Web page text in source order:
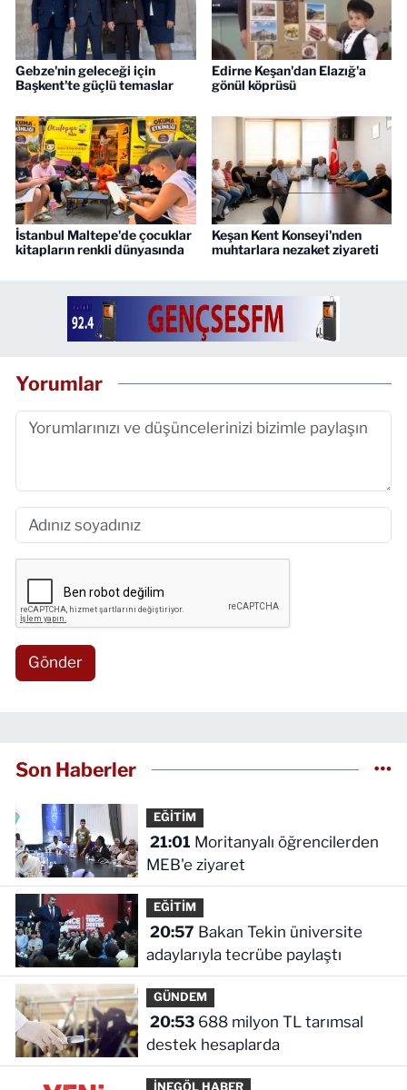
Gebze'nin geleceği için
Başkent'te güçlü temaslar
Edirne Keşan'dan Elazığ'a
gönül köprüsü
İstanbul Maltepe'de çocuklar
kitapların renkli dünyasında
Keşan Kent Konseyi'nden
muhtarlara nezaket ziyareti
Yorumlar
Gönder
Son Haberler
EĞİTİM
21:01
MEB'e ziyaret
EĞİTİM
20:57
adaylarıyla tecrübe paylaştı
GÜNDEM
20:53688 milyon TL tarımsal
destek hesaplarda
İNEGÖL HABER